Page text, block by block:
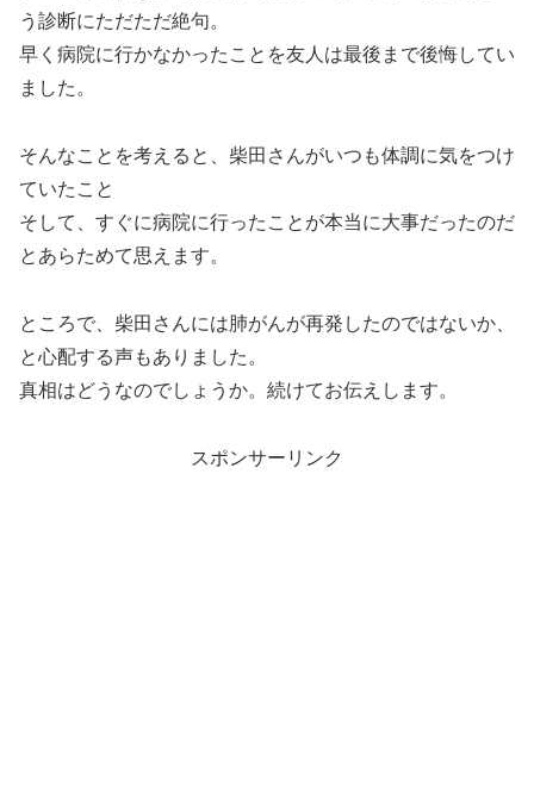
う診断にただただ絶句。
早く病院に行かなかったことを友人は最後まで後悔してい
ました。
そんなことを考えると、柴田さんがいつも体調に気をつけ
ていたこと
そして、すぐに病院に行ったことが本当に大事だったのだ
とあらためて思えます。
ところで、柴田さんには肺がんが再発したのではないか、
と心配する声もありました。
真相はどうなのでしょうか。続けてお伝えします。
スポンサーリンク